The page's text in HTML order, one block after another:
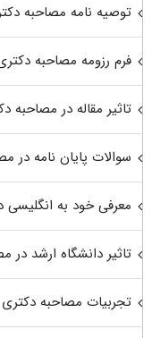
توصیه نامه مصاحبه
فرم رزومه مصاحبه
تاثیر مقاله در مصاحبه
سوالات پایان نامه در
معرفی خود به انگلیسی
تاثیر دانشگاه ارشد در
تجربیات مصاحبه دکتری